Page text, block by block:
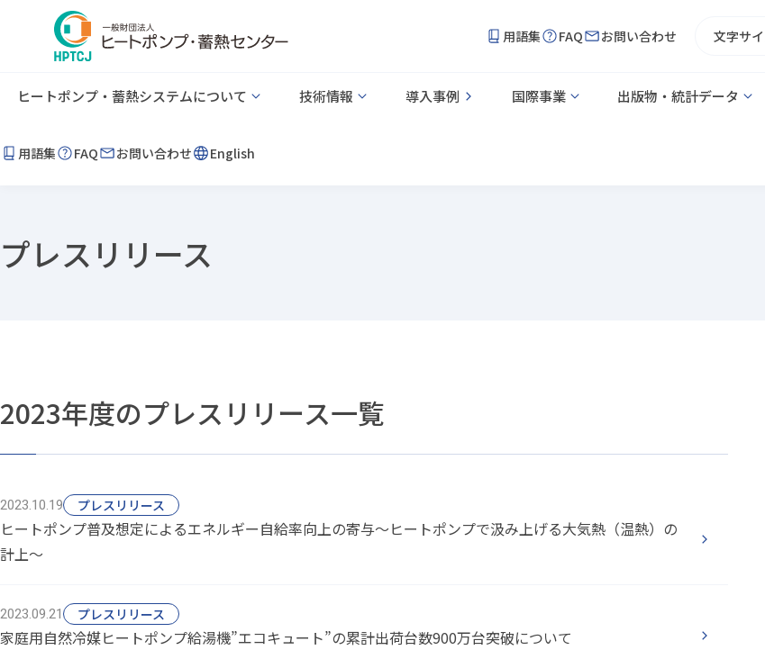
用語集 FAQ お問い合わせ 文字サ
ヒートポンプ・蓄熱システムについて 技術情報 導入事例 国際事業 出版物・統計データ
用語集 FAQ お問い合わせ English
プレスリリース
2023年度のプレスリリース一覧
2023.10.19 プレスリリース
ヒートポンプ普及想定によるエネルギー自給率向上の寄与～ヒートポンプで汲み上げる大気熱（温熱）の
計上～
2023.09.21 プレスリリース
家庭用自然冷媒ヒートポンプ給湯機”エコキュート”の累計出荷台数900万台突破について